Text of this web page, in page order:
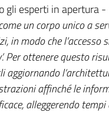
gli esperti in apertura -
un corpo unico a
in modo che l’accesso
Per ottenere questo
aggiornando
affinché le
alleggerendo